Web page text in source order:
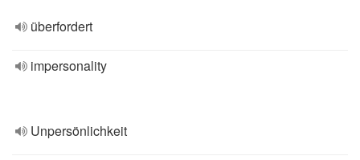
überfordert
impersonality
Unpersönlichkeit